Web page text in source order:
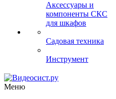
Аксессуары и
компоненты СКС
для шкафов
Садовая техника
Инструмент
Меню